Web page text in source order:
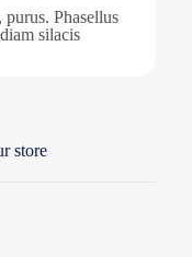
Phasellus
silacis
store